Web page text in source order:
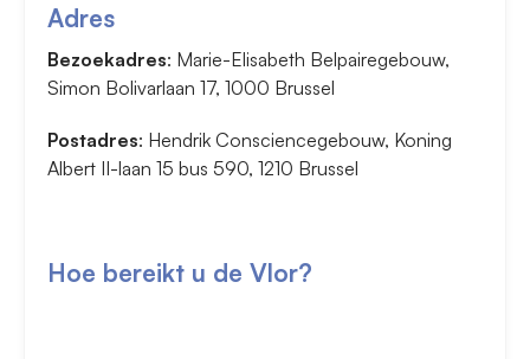
Adres
Bezoekadres: Marie-Elisabeth Belpairegebouw,
Simon Bolivarlaan 17, 1000 Brussel
Postadres: Hendrik Consciencegebouw, Koning
Albert II-laan 15 bus 590, 1210 Brussel
Hoe bereikt u de Vlor?